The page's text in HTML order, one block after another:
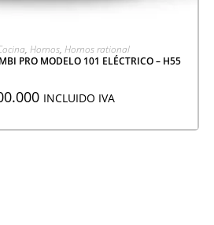
A COTIZACIÓN
, Hornos, Hornos rational
PRO MODELO 101 ELÉCTRICO – H55
INCLUIDO IVA